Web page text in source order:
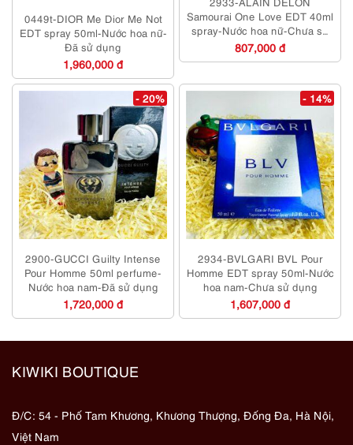
0449t-DIOR Me Dior Me Not
EDT spray 50ml-Nước hoa nữ-
Đã sử dụng
1,960,000 đ
Samourai One Love EDT 40ml
spray-Nước hoa nữ-Chưa sử
dụng
807,000 đ
- 20%
2900-GUCCI Guilty Intense
Pour Homme 50ml perfume-
Nước hoa nam-Đã sử dụng
1,720,000 đ
- 14%
2934-BVLGARI BVL Pour
Homme EDT spray 50ml-Nước
hoa nam-Chưa sử dụng
1,607,000 đ
KIWIKI BOUTIQUE
Đ/C: 54 - Phố Tam Khương, Khương Thượng, Đống Đa, Hà Nội,
Việt Nam